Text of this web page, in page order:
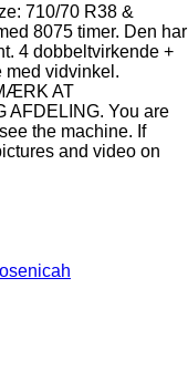
710/70 R38 &
8075 timer. Den har
4 dobbeltvirkende +
med vidvinkel.
AT
AFDELING. You are
the machine. If
and video on